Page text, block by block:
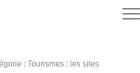
: Tourismes : les sites